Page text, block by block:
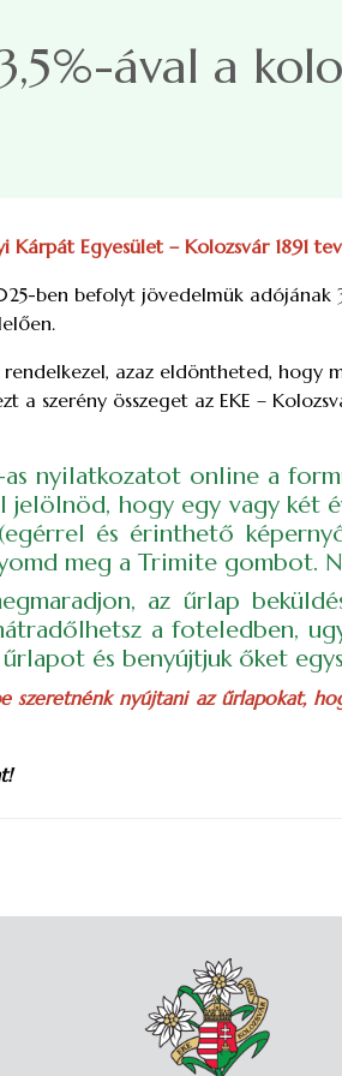
ával a
Kárpát Egyesület – Kolozsvár 1891
ben befolyt jövedelmük adójának
azaz eldöntheted, hogy
a szerény összeget az EKE –
nyilatkozatot online a
hogy egy vagy két
és érinthető
meg a Trimite gombot.
az űrlap
a foteledben,
és benyújtjuk őket
szeretnénk nyújtani az űrlapokat,